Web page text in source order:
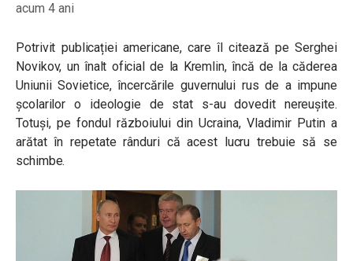
acum 4 ani
Potrivit publicației americane, care îl citează pe Serghei
Novikov, un înalt oficial de la Kremlin, încă de la căderea
Uniunii Sovietice, încercările guvernului rus de a impune
școlarilor o ideologie de stat s-au dovedit nereușite.
Totuși, pe fondul războiului din Ucraina, Vladimir Putin a
arătat în repetate rânduri că acest lucru trebuie să se
schimbe.